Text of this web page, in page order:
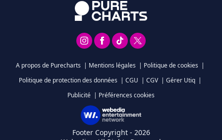
A propos de Purecharts | Mentions légales | Politique de cookies |
Politique de protection des données | CGU | CGV | Gérer Utiq |
Publicité | Préférences cookies
Footer Copyright - 2026